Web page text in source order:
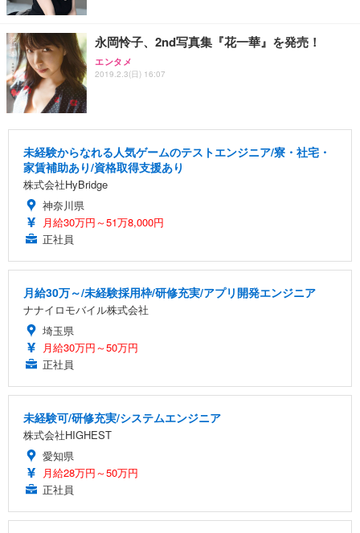
永岡怜子、2nd写真集『花一華』を発売！
エンタメ
2019.2.3(日) 16:07
未経験からなれる人気ゲームのテストエンジニア/寮・社宅・
家賃補助あり/資格取得支援あり
株式会社HyBridge
神奈川県
月給30万円～51万8,000円
正社員
月給30万～/未経験採用枠/研修充実/アプリ開発エンジニア
ナナイロモバイル株式会社
埼玉県
月給30万円～50万円
正社員
未経験可/研修充実/システムエンジニア
株式会社HIGHEST
愛知県
月給28万円～50万円
正社員